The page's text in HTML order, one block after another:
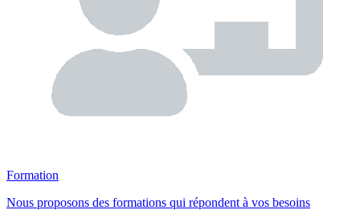
Formation
Nous proposons des formations qui répondent à vos besoins